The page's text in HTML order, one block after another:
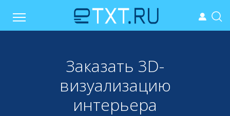
Заказать 3D-
визуализацию
интерьера